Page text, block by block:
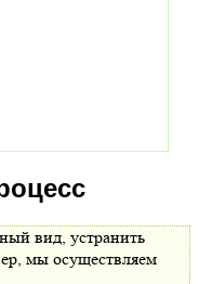
вид, устранить
мы осуществляем